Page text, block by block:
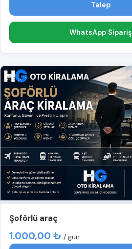
Talep
WhatsApp Sipariş
Şoförlü araç
1.000,00 ₺ / gün